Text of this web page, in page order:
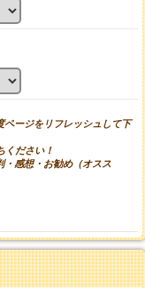
ージをリフレッシュして下
ください！
・感想・お勧め（オスス